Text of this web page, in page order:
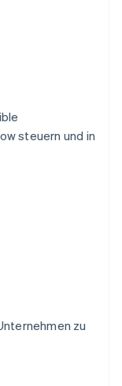
steuern und in
zu